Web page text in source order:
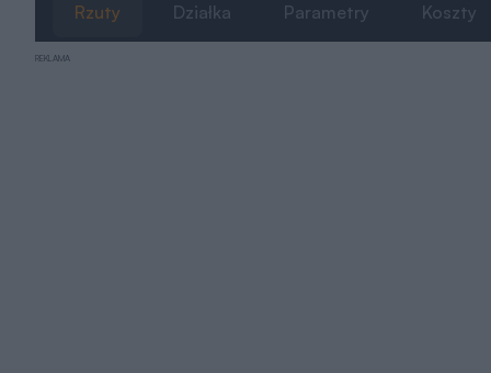
Rzuty Działka Parametry Koszty
REKLAMA